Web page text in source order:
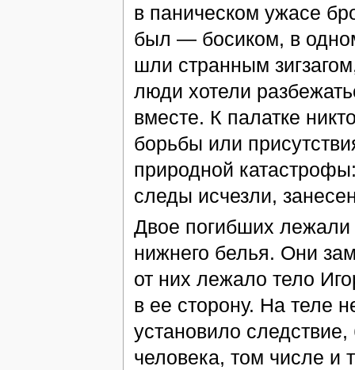
в паническом ужасе
был — босиком, в
шли странным
люди хотели
вместе. К палатке
борьбы или
природной
следы исчезли,
Двое погибших лежали
нижнего белья. Они
от них лежало тело
в ее сторону. На теле
установило
человека, том числе и